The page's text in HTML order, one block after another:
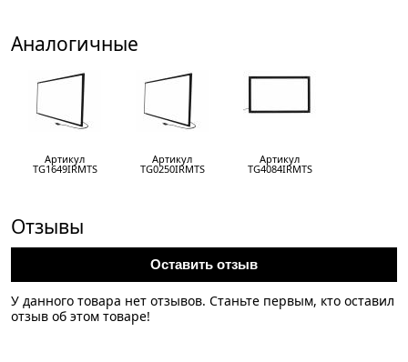
Аналогичные
Артикул
TG1649IRMTS
Артикул
TG0250IRMTS
Артикул
TG4084IRMTS
Отзывы
Оставить отзыв
У данного товара нет отзывов. Станьте первым, кто оставил
отзыв об этом товаре!